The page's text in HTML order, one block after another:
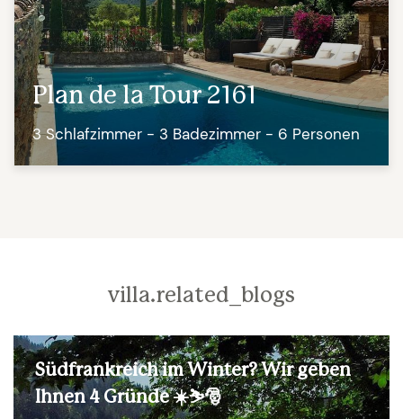
Plan de la Tour 2161
3 Schlafzimmer - 3 Badezimmer - 6 Personen
villa.related_blogs
Südfrankreich im Winter? Wir geben
Ihnen 4 Gründe ☀️⛷️🎅